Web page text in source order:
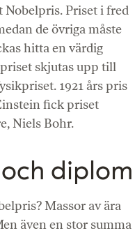
Nobelpris. Priset i fred
de övriga måste
hitta en värdig
skjutas upp till
1921 års pris
fick priset
Niels Bohr.
diplom
Massor av ära
även en stor summa